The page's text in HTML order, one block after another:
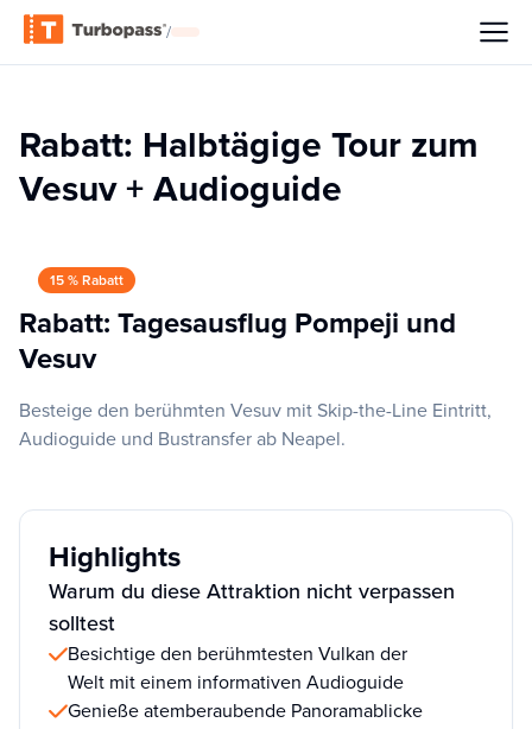
/
Rabatt: Halbtägige Tour zum
Vesuv + Audioguide
15 % Rabatt
Rabatt: Tagesausflug Pompeji und
Vesuv
Besteige den berühmten Vesuv mit Skip-the-Line Eintritt,
Audioguide und Bustransfer ab Neapel.
Highlights
Warum du diese Attraktion nicht verpassen
solltest
Besichtige den berühmtesten Vulkan der
Welt mit einem informativen Audioguide
Genieße atemberaubende Panoramablicke